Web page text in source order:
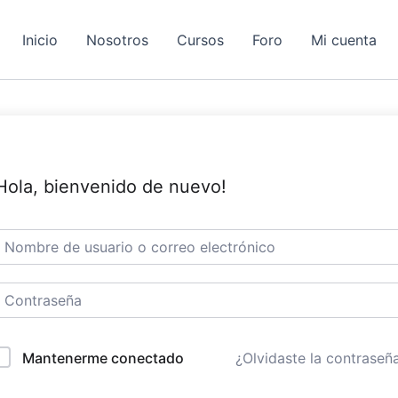
Inicio Nosotros Cursos Foro Mi cuenta
bienvenido de nuevo!
Mantenerme conectado ¿Olvidaste la